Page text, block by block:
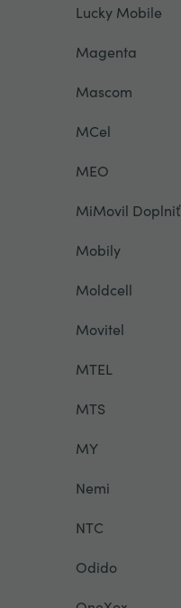
Lucky Mobile
Magenta
Mascom
MCel
MEO
MiMovil Doplniť
Mobily
Moldcell
Movitel
MTEL
MTS
MY
Nemi
NTC
Odido